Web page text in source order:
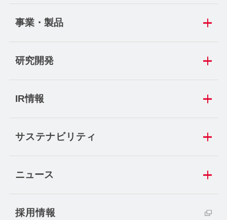
事業・製品
研究開発
IR情報
サステナビリティ
ニュース
採用情報